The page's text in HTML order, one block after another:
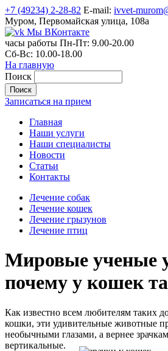
+7 (49234) 2-28-82 E-mail: ivvet-
Муром, Первомайская улица, 108а
Мы ВКонтакте
часы работы Пн-Пт: 9.00-20.00
Сб-Вс: 10.00-18.00
На главную
Поиск
Записаться на прием
Главная
Наши услуги
Наши специалисты
Новости
Статьи
Контакты
Лечение собак
Лечение кошек
Лечение грызунов
Лечение птиц
Мировые ученые
почему у кошек
Как известно всем любителям таких
кошки, эти удивительные животные
необычными глазами, а вернее
вертикальные.